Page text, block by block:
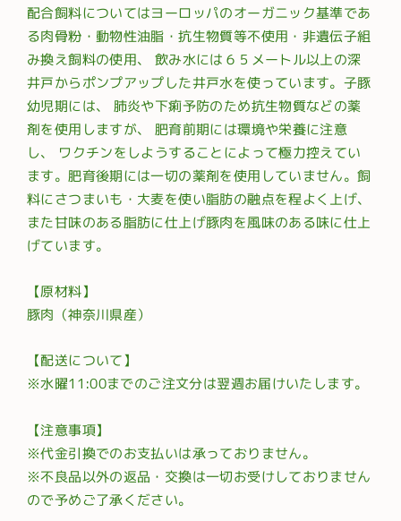
配合飼料についてはヨーロッパのオーガニック基準であ
る肉骨粉・動物性油脂・抗生物質等不使用・非遺伝子組
み換え飼料の使用、 飲み水には６５メートル以上の深
井戸からポンプアップした井戸水を使っています。子豚
幼児期には、 肺炎や下痢予防のため抗生物質などの薬
剤を使用しますが、 肥育前期には環境や栄養に注意
し、 ワクチンをしようすることによって極力控えてい
ます。肥育後期には一切の薬剤を使用していません。飼
料にさつまいも・大麦を使い脂肪の融点を程よく上げ、
また甘味のある脂肪に仕上げ豚肉を風味のある味に仕上
げています。
【原材料】
豚肉（神奈川県産）
【配送について】
※水曜11:00までのご注文分は翌週お届けいたします。
【注意事項】
※代金引換でのお支払いは承っておりません。
※不良品以外の返品・交換は一切お受けしておりません
ので予めご了承ください。